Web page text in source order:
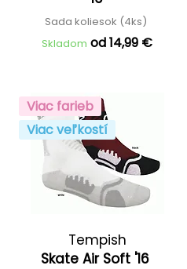
Sada koliesok (4ks)
Skladom od 14,99 €
Viac farieb
Viac veľkostí
Tempish
Skate Air Soft '16